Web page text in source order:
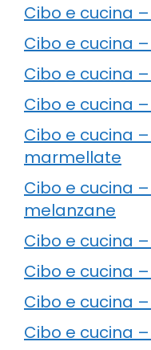
Cibo e cucina
Cibo e cucina
Cibo e cucina
Cibo e cucina
Cibo e cucina
marmellate
Cibo e cucina
melanzane
Cibo e cucina
Cibo e cucina
Cibo e cucina
Cibo e cucina